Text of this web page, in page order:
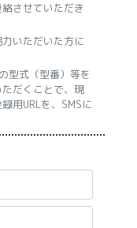
させていただき
いただいた方に
型式（型番）等を
だくことで、現
用URLを、SMSに